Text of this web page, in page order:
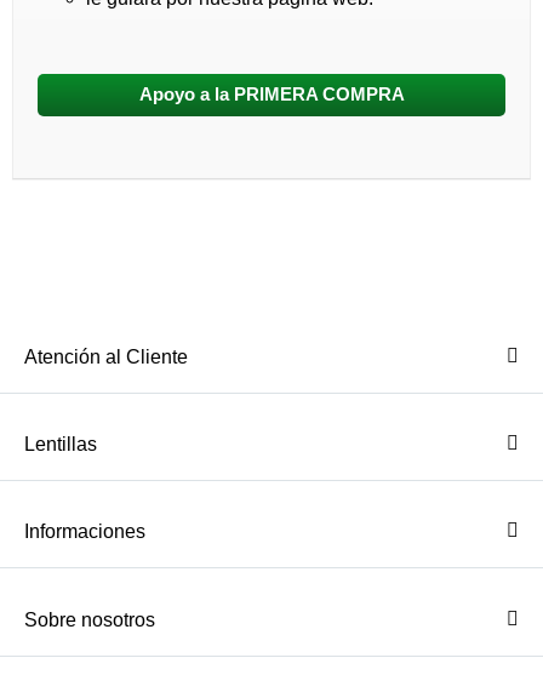
Apoyo a la PRIMERA COMPRA
Atención al Cliente
Lentillas
Informaciones
Sobre nosotros